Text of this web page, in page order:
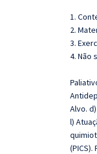
1.
2.
3.
4.
Alvo.
l)